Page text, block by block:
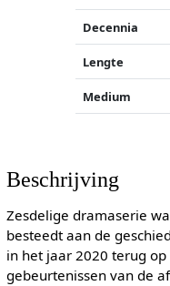
Decennia
Lengte
Medium
Beschrijving
Zesdelige dramaserie
besteedt aan de
in het jaar 2020 terug
gebeurtenissen van de